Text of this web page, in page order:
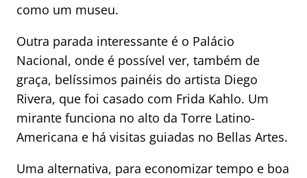
como um museu.
Outra parada interessante é o Palácio
Nacional, onde é possível ver, também de
graça, belíssimos painéis do artista Diego
Rivera, que foi casado com Frida Kahlo. Um
mirante funciona no alto da Torre Latino-
Americana e há visitas guiadas no Bellas Artes.
Uma alternativa, para economizar tempo e boa